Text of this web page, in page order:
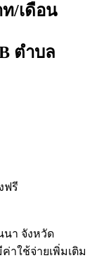
ท/เดือน
ตำบล
ฟรี
นา จังหวัด
าใช้จ่ายเพิ่มเติม